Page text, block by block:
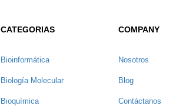
CATEGORIAS
Bioinformática
Biología Molecular
Bioquímica
COMPANY
Nosotros
Blog
Contáctanos